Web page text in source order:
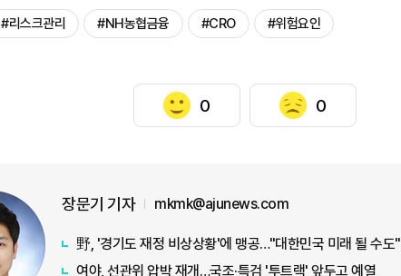
#리스크관리 #NH농협금융 #CRO #위험요인
0 0
장문기 기자 mkmk@ajunews.com
野, '경기도 재정 비상상황'에 맹공…"대한민국 미래 될 수도"
여야, 선관위 압박 재개…국조·특검 '투트랙' 앞두고 예열